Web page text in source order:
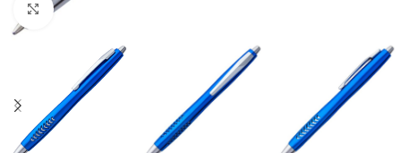
Нажмите, чтобы увеличить